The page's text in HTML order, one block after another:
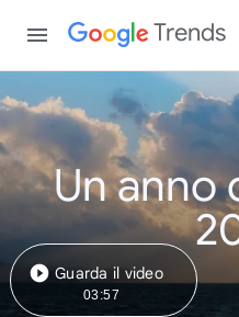
Trends
Un anno
Guarda il video
03:57